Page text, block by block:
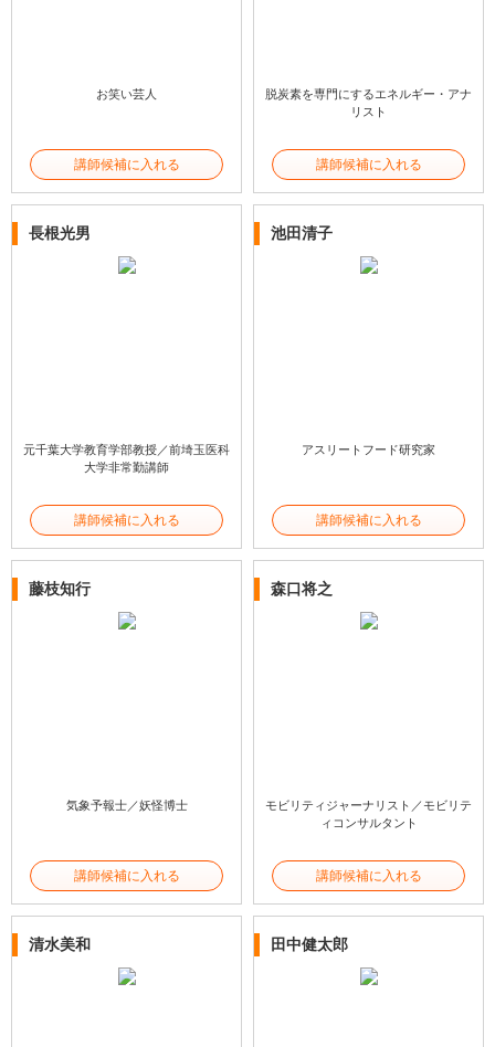
お笑い芸人
講師候補に入れる
脱炭素を専門にするエネルギー・アナ
リスト
講師候補に入れる
長根光男
元千葉大学教育学部教授／前埼玉医科
大学非常勤講師
講師候補に入れる
池田清子
アスリートフード研究家
講師候補に入れる
藤枝知行
気象予報士／妖怪博士
講師候補に入れる
森口将之
モビリティジャーナリスト／モビリテ
ィコンサルタント
講師候補に入れる
清水美和 田中健太郎